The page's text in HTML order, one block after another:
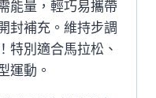
能量，輕巧易攜帶
封補充。維持步調
特別適合馬拉松、
運動。